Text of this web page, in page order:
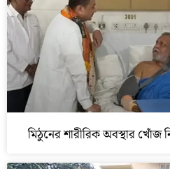
মিঠুনের শারীরিক অবস্থার খোঁজ